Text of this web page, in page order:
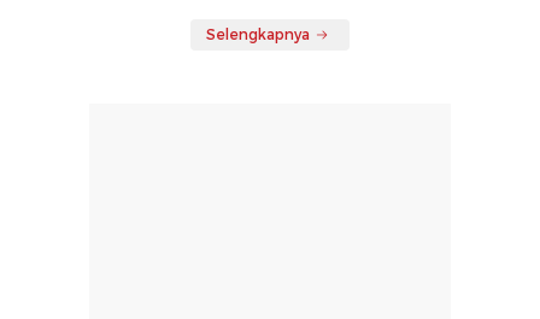
Selengkapnya